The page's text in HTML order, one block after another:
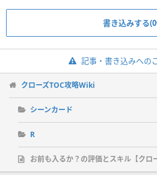
書き込みする
記事・書き込みへの
クローズTOC攻略Wiki
シーンカード
R
お前も入るか？の評価とスキル【クロ